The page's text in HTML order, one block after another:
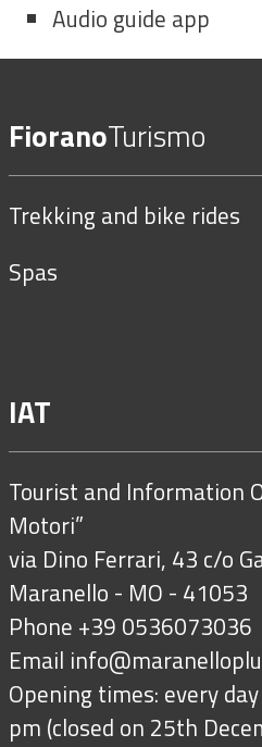
Audio guide app
FioranoTurismo
Trekking and bike rides
Spas
IAT
Tourist and Information
Motori”
via Dino Ferrari, 43 c/o
Maranello - MO - 41053
Phone +39 0536073036
Email
Opening times: every
pm (closed on 25th